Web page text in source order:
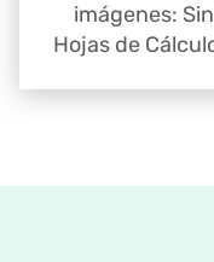
imágenes:
Hojas de